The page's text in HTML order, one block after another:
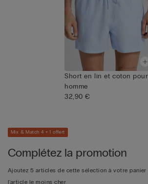
Short en lin et coton pour
homme
32,90 €
Mix & Match 4 + 1 offert
Complétez la promotion
Ajoutez 5 articles de cette sélection à votre
l'article le moins cher